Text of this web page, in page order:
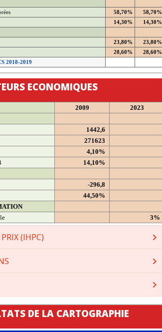
58,70%
58,70%
14,30%
14,30%
23,80%
23,80%
28,60%
28,60%
2018-2019
ECONOMIQUES
2009
2023
1442,6
271623
4,10%
14,10%
-296,8
44,50%
3%
(IHPC)
DE LA CARTOGRAPHIE